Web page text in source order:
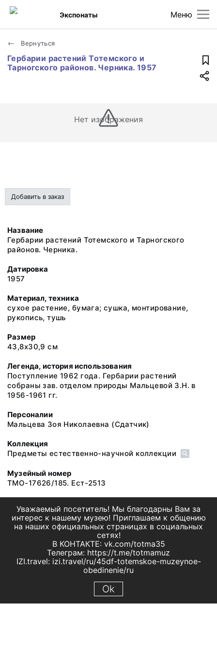
Меню
Экспонаты
Вернуться
Гербарии растений Тотемского и
Тарногского районов. Черника. 1957
Нет изображения
Добавить в заказ
Название
Гербарии растений Тотемского и Тарногского
районов. Черника.
Датировка
1957
Материал, техника
сухое растение, бумага; сушка, монтирование,
рукопись, тушь
Размер
43,8х30,9 см
Легенда, история использования
Поступление 1962 года. Гербарии растений
собраны зав. отделом природы Мальцевой З.Н. в
1956-1961 гг.
Персоналии
Мальцева Зоя Николаевна (Сдатчик)
Коллекция
Предметы естественно-научной коллекции
Музейный номер
ТМО-17626/185. Ест-2513
Уважаемый посетитель! Мы благодарны Вам за
интерес к нашему музею! Приглашаем к общению
на наших официальных страницах в социальных
сетях!
В КОНТАКТЕ: vk.com/totma35
Телеграм: https://t.me/totmamuz
IZI.travel: izi.travel/ru/45df-totemskoe-muzeynoe-
obedinenie/ru
Ok